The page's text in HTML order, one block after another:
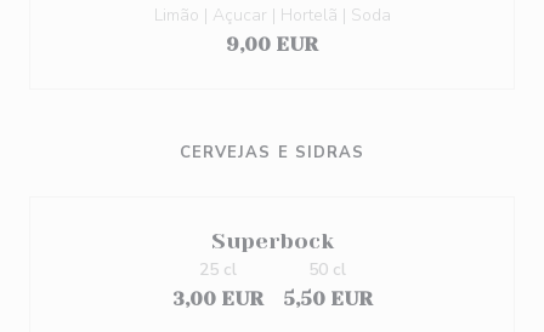
Limão | Açucar | Hortelã | Soda
9,00 EUR
CERVEJAS E SIDRAS
Superbock
3,00 EUR
25 cl
5,50 EUR
50 cl